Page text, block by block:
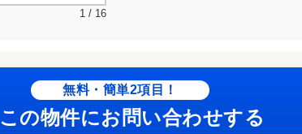
1 / 16
無料・簡単2項目！
この物件にお問い合わせする